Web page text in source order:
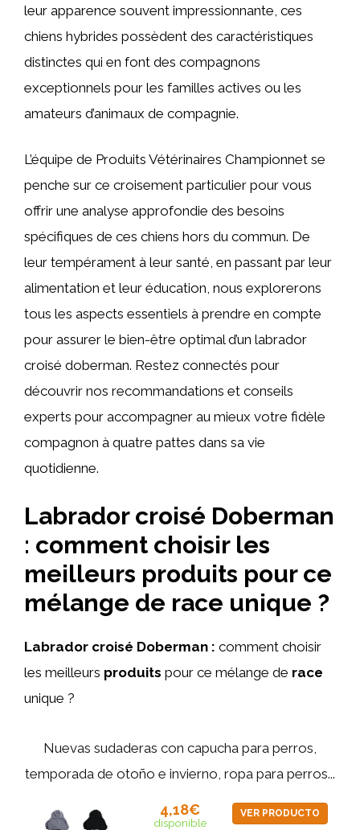
leur apparence souvent impressionnante, ces
chiens hybrides possèdent des caractéristiques
distinctes qui en font des compagnons
exceptionnels pour les familles actives ou les
amateurs d’animaux de compagnie.
L’équipe de Produits Vétérinaires Championnet se
penche sur ce croisement particulier pour vous
offrir une analyse approfondie des besoins
spécifiques de ces chiens hors du commun. De
leur tempérament à leur santé, en passant par leur
alimentation et leur éducation, nous explorerons
tous les aspects essentiels à prendre en compte
pour assurer le bien-être optimal d’un labrador
croisé doberman. Restez connectés pour
découvrir nos recommandations et conseils
experts pour accompagner au mieux votre fidèle
compagnon à quatre pattes dans sa vie
quotidienne.
Labrador croisé Doberman
: comment choisir les
meilleurs produits pour ce
mélange de race unique ?
Labrador croisé Doberman : comment choisir
les meilleurs produits pour ce mélange de race
unique ?
Nuevas sudaderas con capucha para perros,
temporada de otoño e invierno, ropa para perros...
4,18€
disponible
VER PRODUCTO